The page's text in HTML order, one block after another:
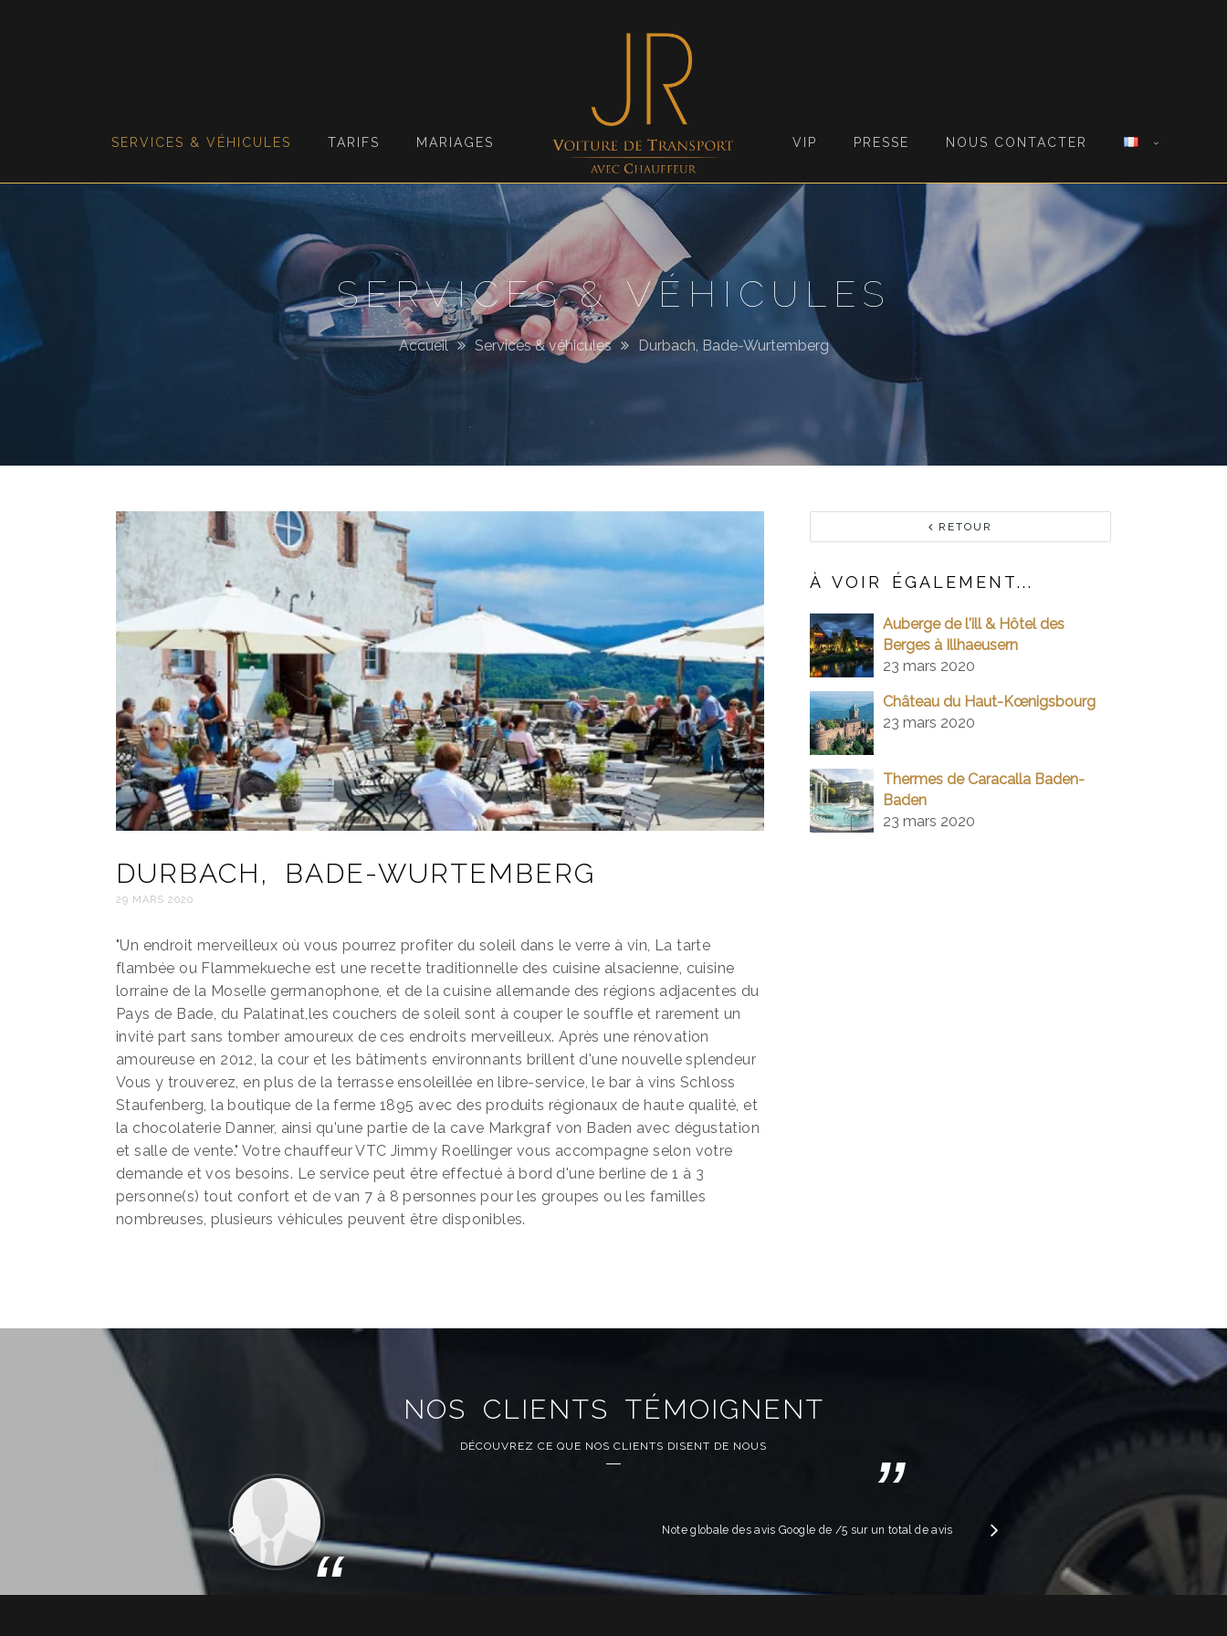
SERVICES & VÉHICULES TARIFS MARIAGES VIP PRESSE NOUS CONTACTER
Roellinger
SERVICES & VÉHICULES
Accueil Services & véhicules Durbach, Bade-Wurtemberg
DURBACH, BADE-WURTEMBERG
29 MARS 2020
"Un endroit merveilleux où vous pourrez profiter du soleil dans le verre à vin, La tarte
flambée ou Flammekueche est une recette traditionnelle des cuisine alsacienne, cuisine
lorraine de la Moselle germanophone, et de la cuisine allemande des régions adjacentes du
Pays de Bade, du Palatinat,les couchers de soleil sont à couper le souffle et rarement un
invité part sans tomber amoureux de ces endroits merveilleux. Après une rénovation
amoureuse en 2012, la cour et les bâtiments environnants brillent d'une nouvelle splendeur
Vous y trouverez, en plus de la terrasse ensoleillée en libre-service, le bar à vins Schloss
Staufenberg, la boutique de la ferme 1895 avec des produits régionaux de haute qualité, et
la chocolaterie Danner, ainsi qu'une partie de la cave Markgraf von Baden avec dégustation
et salle de vente." Votre chauffeur VTC Jimmy Roellinger vous accompagne selon votre
demande et vos besoins. Le service peut être effectué à bord d'une berline de 1 à 3
personne(s) tout confort et de van 7 à 8 personnes pour les groupes ou les familles
nombreuses, plusieurs véhicules peuvent être disponibles.
RETOUR
À VOIR ÉGALEMENT...
Auberge de l'ill & Hôtel des
Berges à Illhaeusern
23 mars 2020
Château du Haut-Kœnigsbourg
23 mars 2020
Thermes de Caracalla Baden-
Baden
23 mars 2020
NOS CLIENTS TÉMOIGNENT
DÉCOUVREZ CE QUE NOS CLIENTS DISENT DE NOUS
“
”
Note globale des avis Google de /5 sur un total deavis
Précédent